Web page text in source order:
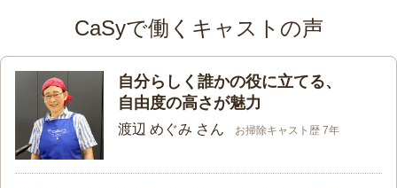
CaSyで働くキャストの声
自分らしく誰かの役に立てる、
自由度の高さが魅力
渡辺 めぐみ さん お掃除キャスト歴 7年